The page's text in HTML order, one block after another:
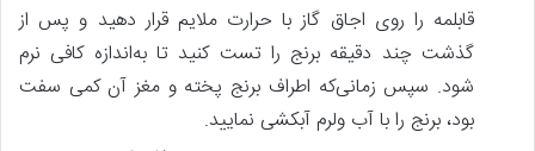
قابلمه را روی اجاق گاز با حرارت ملایم قرار دهید و پس‌ از
گذشت چند دقیقه برنج را تست کنید تا به‌اندازه کافی نرم
شود. سپس زمانی‌که اطراف برنج پخته و مغز آن کمی سفت
بود، برنج را با آب ولرم آبکشی نمایید.